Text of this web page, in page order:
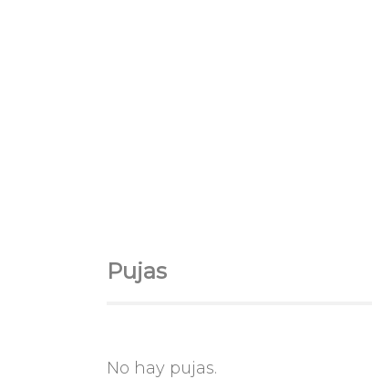
Pujas
No hay pujas.